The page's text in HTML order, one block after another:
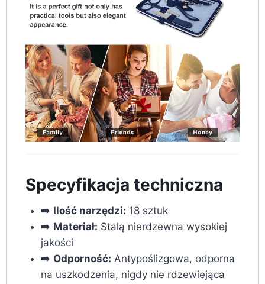
Specyfikacja techniczna
➡️ Ilość narzędzi: 18 sztuk
➡️ Materiał: Stalą nierdzewna wysokiej
jakości
➡️ Odporność: Antypoślizgowa, odporna
na uszkodzenia, nigdy nie rdzewiejąca